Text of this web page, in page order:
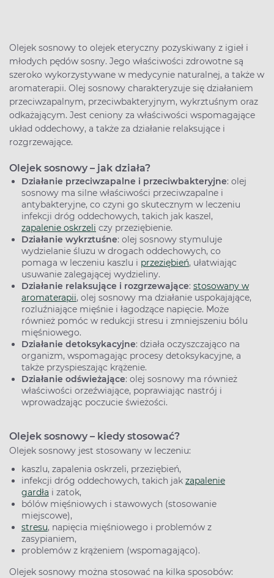
Olejek sosnowy to olejek eteryczny pozyskiwany z igieł i
młodych pędów sosny. Jego właściwości zdrowotne są
szeroko wykorzystywane w medycynie naturalnej, a także w
aromaterapii. Olej sosnowy charakteryzuje się działaniem
przeciwzapalnym, przeciwbakteryjnym, wykrztuśnym oraz
odkażającym. Jest ceniony za właściwości wspomagające
układ oddechowy, a także za działanie relaksujące i
rozgrzewające.
Olejek sosnowy – jak działa?
Działanie przeciwzapalne i przeciwbakteryjne: olej
sosnowy ma silne właściwości przeciwzapalne i
antybakteryjne, co czyni go skutecznym w leczeniu
infekcji dróg oddechowych, takich jak kaszel,
zapalenie oskrzeli czy przeziębienie.
Działanie wykrztuśne: olej sosnowy stymuluje
wydzielanie śluzu w drogach oddechowych, co
pomaga w leczeniu kaszlu i przeziębień, ułatwiając
usuwanie zalegającej wydzieliny.
Działanie relaksujące i rozgrzewające: stosowany w
aromaterapii, olej sosnowy ma działanie uspokajające,
rozluźniające mięśnie i łagodzące napięcie. Może
również pomóc w redukcji stresu i zmniejszeniu bólu
mięśniowego.
Działanie detoksykacyjne: działa oczyszczająco na
organizm, wspomagając procesy detoksykacyjne, a
także przyspieszając krążenie.
Działanie odświeżające: olej sosnowy ma również
właściwości orzeźwiające, poprawiając nastrój i
wprowadzając poczucie świeżości.
Olejek sosnowy – kiedy stosować?
Olejek sosnowy jest stosowany w leczeniu:
kaszlu, zapalenia oskrzeli, przeziębień,
infekcji dróg oddechowych, takich jak zapalenie
gardła i zatok,
bólów mięśniowych i stawowych (stosowanie
miejscowe),
stresu, napięcia mięśniowego i problemów z
zasypianiem,
problemów z krążeniem (wspomagająco).
Olejek sosnowy można stosować na kilka sposobów: